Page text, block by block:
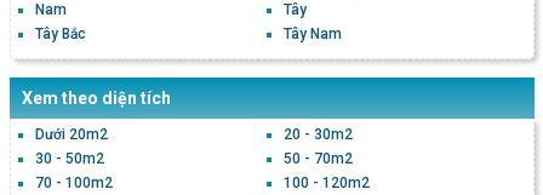
Nam
Tây
Tây Bắc
Tây Nam
Xem theo diện tích
Dưới 20m2
20 - 30m2
30 - 50m2
50 - 70m2
70 - 100m2
100 - 120m2